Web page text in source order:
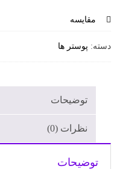
مقایسه
دسته: پوستر ها
توضیحات
نظرات (0)
توضیحات